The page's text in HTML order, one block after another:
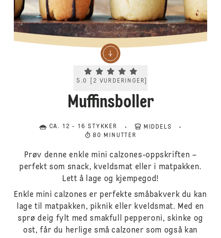
Current rating 5.0. Click to rate.
5.0 2 VURDERINGER
Muffinsboller
CA. 12 - 16 STYKKER
MIDDELS
80 MINUTTER
Prøv denne enkle mini calzones-oppskriften –
perfekt som snack, kveldsmat eller i matpakken.
Lett å lage og kjempegod!
Enkle mini calzones er perfekte småbakverk du kan
lage til matpakken, piknik eller kveldsmat. Med en
sprø deig fylt med smakfull pepperoni, skinke og
ost, får du herlige små calzoner som også kan